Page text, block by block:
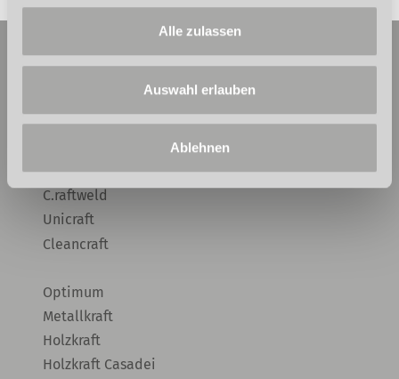
Alle zulassen
Auswahl erlauben
Ablehnen
Aircraft
Schweisskraft
C.raftweld
Unicraft
Cleancraft
Optimum
Metallkraft
Holzkraft
Holzkraft Casadei